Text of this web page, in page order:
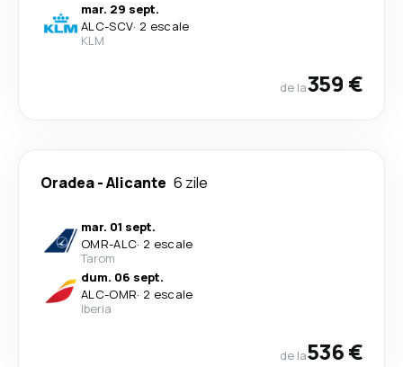
mar. 29 sept.
ALC-SCV· 2 escale
KLM
de la359 €
Oradea-Alicante 6 zile
mar. 01 sept.
OMR-ALC· 2 escale
Tarom
dum. 06 sept.
ALC-OMR· 2 escale
Iberia
de la536 €